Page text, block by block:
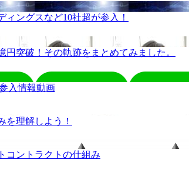
ングスなど10社超が参入！
突破！その軌跡をまとめてみました。
入情報動画
を理解しよう！
コントラクトの仕組み